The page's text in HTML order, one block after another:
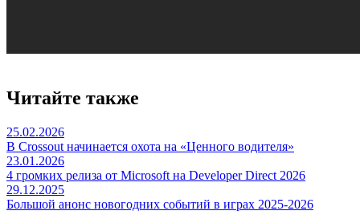
Читайте также
25.02.2026
В Crossout начинается охота на «Ценного водителя»
23.01.2026
4 громких релиза от Microsoft на Developer Direct 2026
29.12.2025
Большой анонс новогодних событий в играх 2025-2026